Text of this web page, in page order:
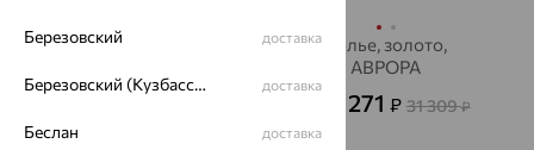
Цепь, серебро
от 4 357₽ 12 103
Колье, золото,
АВРОРА
11 271 ₽ 31 309₽
Березовский доставка
Березовский (Кузбасс), Берёзовский г/о доставка
Беслан доставка